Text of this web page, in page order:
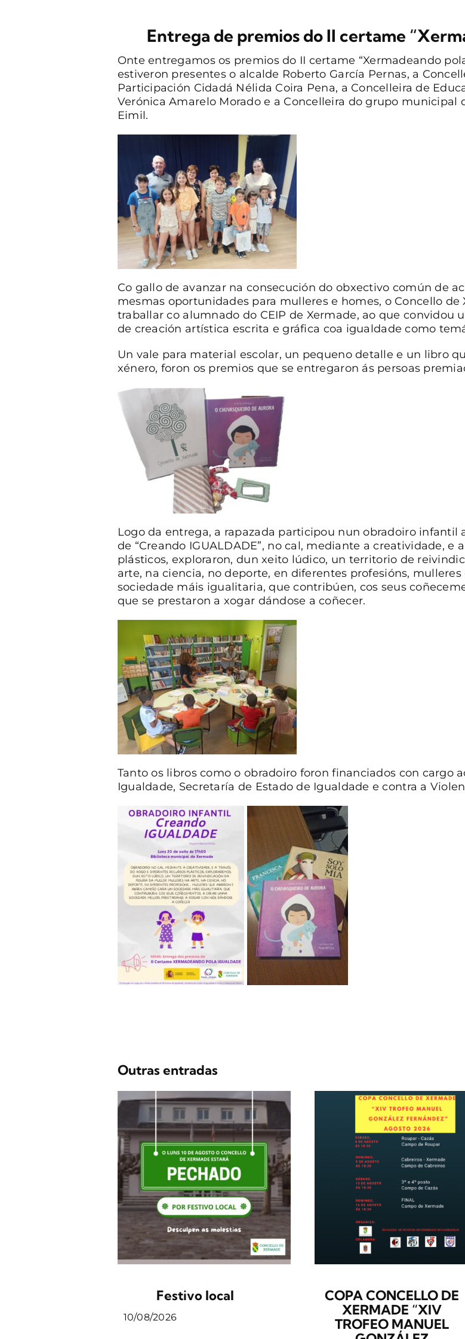
Entrega de premios do II certame
Onte entregamos os premios do II certame “Xermadeando
estiveron presentes o alcalde Roberto García Pernas, a
Participación Cidadá Nélida Coira Pena, a Concelleira de
Verónica Amarelo Morado e a Concelleira do grupo municipal
Eimil.
Co gallo de avanzar na consecución do obxectivo común de
mesmas oportunidades para mulleres e homes, o Concello
traballar co alumnado do CEIP de Xermade, ao que convidou
de creación artística escrita e gráfica coa igualdade como
Un vale para material escolar, un pequeno detalle e un libro
xénero, foron os premios que se entregaron ás persoas
Logo da entrega, a rapazada participou nun obradoiro
de “Creando IGUALDADE”, no cal, mediante a creatividade, e
plásticos, exploraron, dun xeito lúdico, un territorio de
arte, na ciencia, no deporte, en diferentes profesións,
sociedade máis igualitaria, que contribúen, cos seus
que se prestaron a xogar dándose a coñecer.
Tanto os libros como o obradoiro foron financiados con cargo
Igualdade, Secretaría de Estado de Igualdade e contra a
Outras entradas
Festivo local
10/08/2026
COPA CONCELLO DE
XERMADE “XIV
TROFEO MANUEL